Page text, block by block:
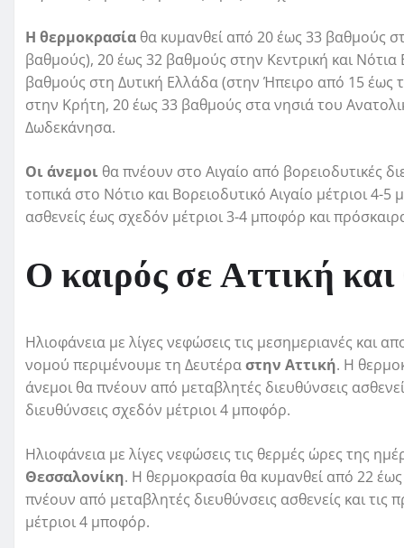
Η θερμοκρασία θα κυμανθεί από 20 έως 33 βαθμούς
βαθμούς), 20 έως 32 βαθμούς στην Κεντρική και
βαθμούς στη Δυτική Ελλάδα (στην Ήπειρο από 15 έως
στην Κρήτη, 20 έως 33 βαθμούς στα νησιά του
Δωδεκάνησα.
Οι άνεμοι θα πνέουν στο Αιγαίο από βορειοδυτικές
τοπικά στο Νότιο και Βορειοδυτικό Αιγαίο μέτριοι 4-
ασθενείς έως σχεδόν μέτριοι 3-4 μποφόρ και
Ο καιρός σε Αττική
Ηλιοφάνεια με λίγες νεφώσεις τις μεσημεριανές και
νομού περιμένουμε τη Δευτέραστην Αττική. Η
άνεμοι θα πνέουν από μεταβλητές διευθύνσεις
διευθύνσεις σχεδόν μέτριοι 4 μποφόρ.
Ηλιοφάνεια με λίγες νεφώσεις τις θερμές ώρες της
Θεσσαλονίκη. Η θερμοκρασία θα κυμανθεί από 22
πνέουν από μεταβλητές διευθύνσεις ασθενείς και
μέτριοι 4 μποφόρ.